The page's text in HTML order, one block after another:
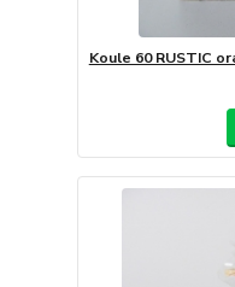
Koule 60 RUSTIC